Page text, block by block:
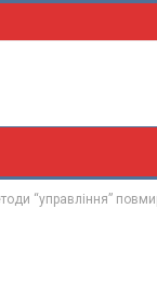
“управління”